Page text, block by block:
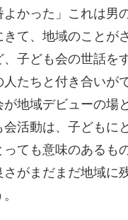
よかった」これは男
て、地域のことが
子ども会の世話を
人たちと付き合いが
が地域デビューの場
会活動は、子どもに
っても意味のあるも
さがまだまだ地域に